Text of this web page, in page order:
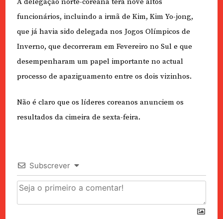
funcionários, incluindo a irmã de Kim, Kim Yo-jong,
que já havia sido delegada nos Jogos Olímpicos de
Inverno, que decorreram em Fevereiro no Sul e que
desempenharam um papel importante no actual
processo de apaziguamento entre os dois vizinhos.
Não é claro que os líderes coreanos anunciem os
resultados da cimeira de sexta-feira.
Subscrever